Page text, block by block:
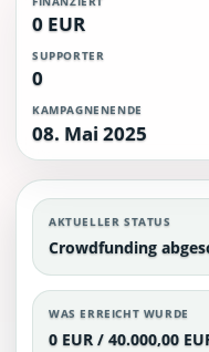
0 EUR
SUPPORTER
0
KAMPAGNENENDE
08. Mai 2025
AKTUELLER STATUS
Crowdfunding
WAS ERREICHT WURDE
0 EUR / 40.000,00